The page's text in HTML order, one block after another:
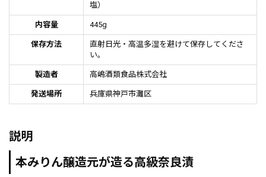
塩）
内容量 445g
保存方法
直射日光・高温多湿を避けて保存してくださ
い。
製造者 高嶋酒類食品株式会社
発送場所 兵庫県神戸市灘区
説明
本みりん醸造元が造る高級奈良漬